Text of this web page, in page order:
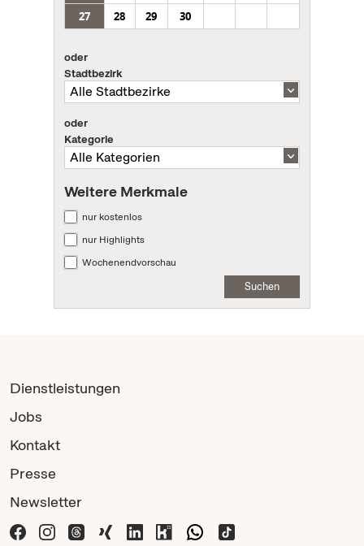
27
28 29 30
oder
Stadtbezirk
oder
Kategorie
Weitere Merkmale
nur kostenlos
nur Highlights
Wochenendvorschau
Suchen
Dienstleistungen
Jobs
Kontakt
Presse
Newsletter